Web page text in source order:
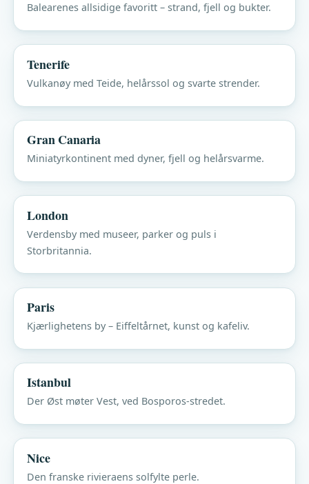
Balearenes allsidige favoritt – strand, fjell og bukter.
Tenerife
Vulkanøy med Teide, helårssol og svarte strender.
Gran Canaria
Miniatyrkontinent med dyner, fjell og helårsvarme.
London
Verdensby med museer, parker og puls i
Storbritannia.
Paris
Kjærlighetens by – Eiffeltårnet, kunst og kafeliv.
Istanbul
Der Øst møter Vest, ved Bosporos-stredet.
Nice
Den franske rivieraens solfylte perle.